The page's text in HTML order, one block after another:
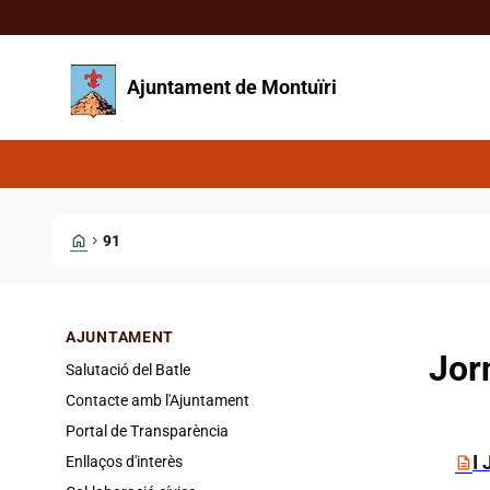
Ajuntament de Montuïri
HOME CHEVRON_RIGHT 91
AJUNTAMENT
Salutació del Batle
Contacte amb l'Ajuntament
Portal de Transparència
Enllaços d'interès
descriptionI